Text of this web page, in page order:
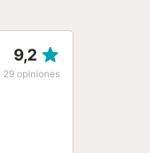
9,2
29 opiniones